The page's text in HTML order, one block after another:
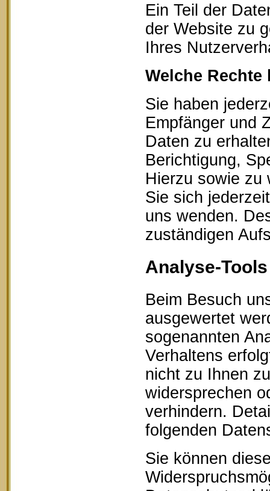
Ein Teil der
der Website zu
Ihres
Welche
Sie haben
Empfänger und
Daten zu
Berichtigung,
Hierzu sowie zu
Sie sich
uns wenden.
zuständigen
Analyse-
Beim Besuch
ausgewertet
sogenannten
Verhaltens
nicht zu Ihnen
widersprechen
verhindern.
folgenden
Sie können